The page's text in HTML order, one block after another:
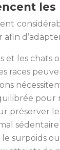
afin
et les chats
races
pour
préserver
surpoids ou